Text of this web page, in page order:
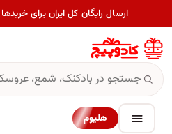
ارسال رایگان کل ایران برای خریدهای بالای ۲.۵
هلیوم